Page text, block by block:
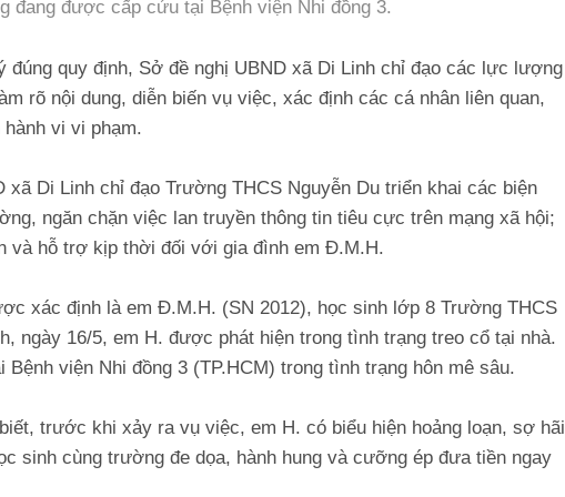
đang được cấp cứu tại Bệnh viện Nhi đồng 3.
quy định, Sở đề nghị UBND xã Di Linh chỉ đạo các lực lượng
rõ nội dung, diễn biến vụ việc, xác định các cá nhân liên quan,
vi vi phạm.
xã Di Linh chỉ đạo Trường THCS Nguyễn Du triển khai các biện
ngăn chặn việc lan truyền thông tin tiêu cực trên mạng xã hội;
và hỗ trợ kịp thời đối với gia đình em Đ.M.H.
xác định là em Đ.M.H. (SN 2012), học sinh lớp 8 Trường THCS
ngày 16/5, em H. được phát hiện trong tình trạng treo cổ tại nhà.
viện Nhi đồng 3 (TP.HCM) trong tình trạng hôn mê sâu.
trước khi xảy ra vụ việc, em H. có biểu hiện hoảng loạn, sợ hãi
sinh cùng trường đe dọa, hành hung và cưỡng ép đưa tiền ngay